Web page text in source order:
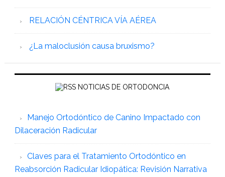
RELACIÓN CÉNTRICA VÍA AÉREA
¿La maloclusión causa bruxismo?
NOTICIAS DE ORTODONCIA
Manejo Ortodóntico de Canino Impactado con
Dilaceración Radicular
Claves para el Tratamiento Ortodóntico en
Reabsorción Radicular Idiopática: Revisión Narrativa